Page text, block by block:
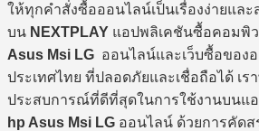
ให้ทุกคำสั่งซื้อออนไลน์เป็นเรื่องง่ายแล
บน NEXTPLAY แอปพลิเคชันซื้อคอมพิว
Asus Msi LG ออนไลน์และเว็บซื้อของ
ประเทศไทย ที่ปลอดภัยและเชื่อถือได้ เร
ประสบการณ์ที่ดีที่สุดในการใช้งานบนแ
hp Asus Msi LG ออนไลน์ ด้วยการคัด